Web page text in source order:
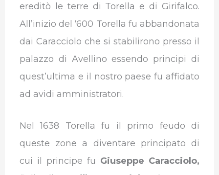
ereditò le terre di Torella e di Girifalco.
All’inizio del ‘600 Torella fu abbandonata
dai Caracciolo che si stabilirono presso il
palazzo di Avellino essendo principi di
quest’ultima e il nostro paese fu affidato
ad avidi amministratori.
Nel 1638 Torella fu il primo feudo di
queste zone a diventare principato di
cui il principe fu Giuseppe Caracciolo,